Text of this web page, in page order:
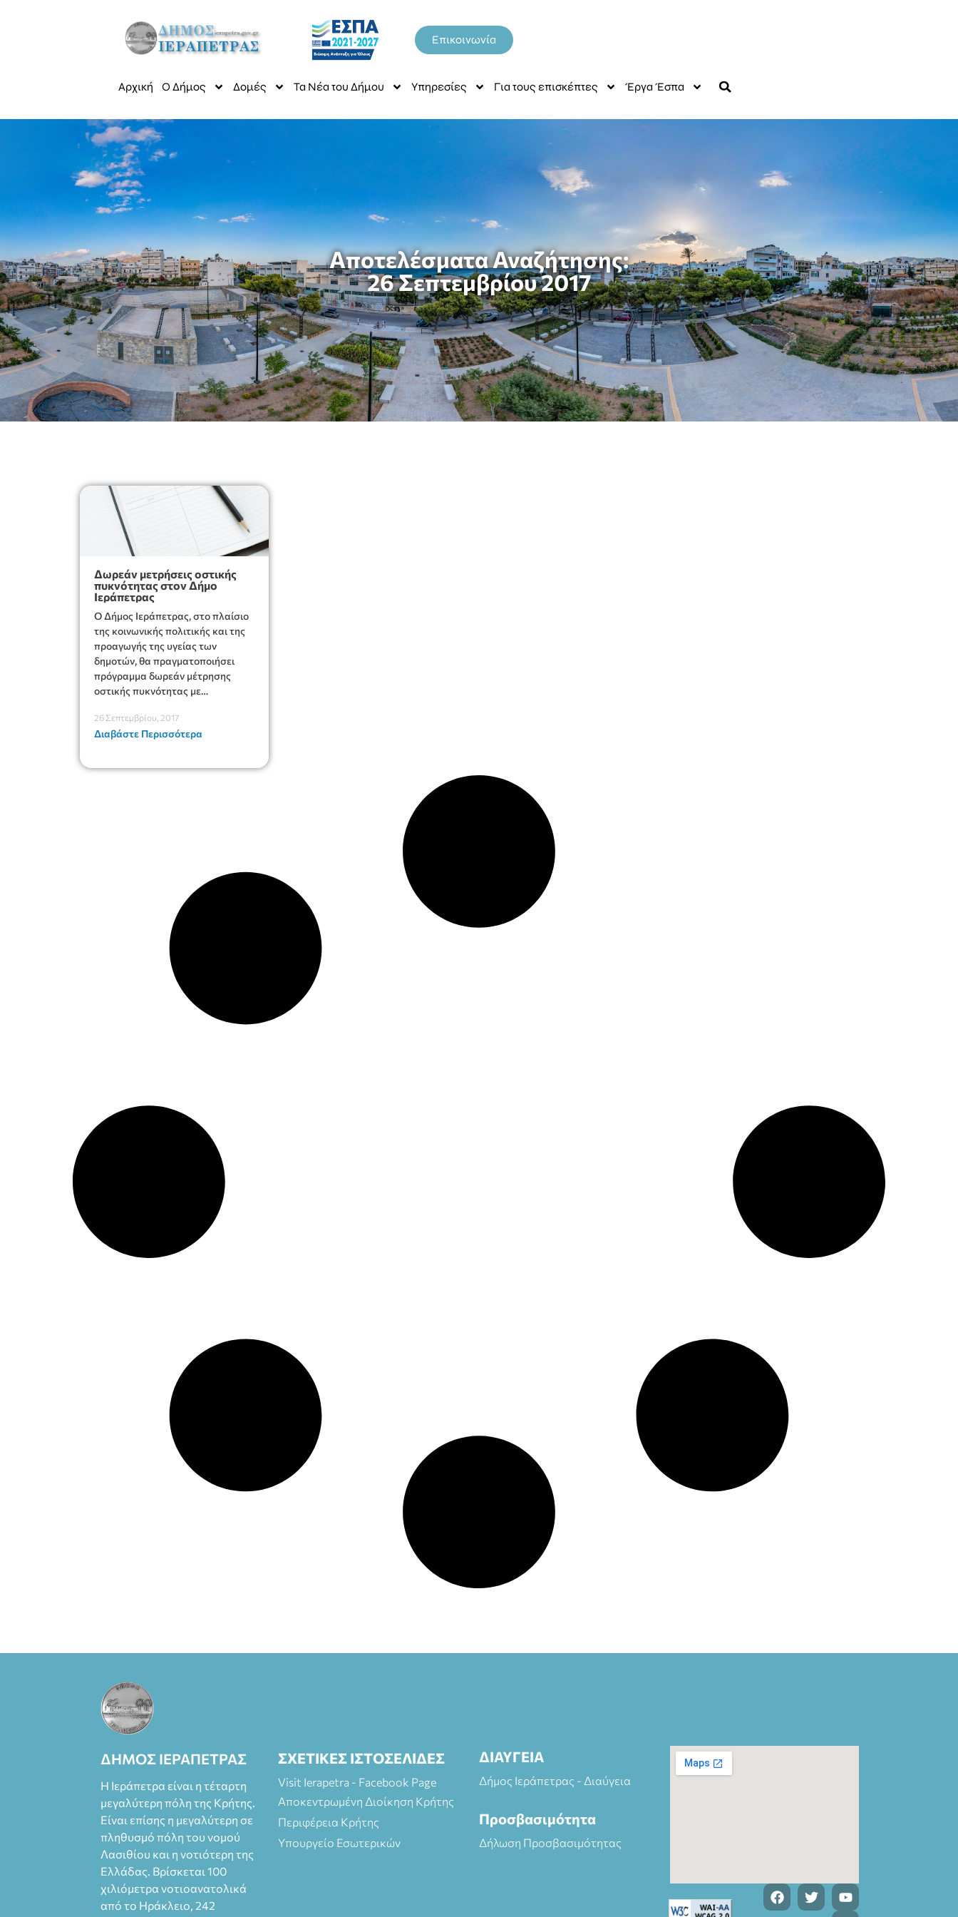
Επικοινωνία
Αρχική Ο Δήμος Δομές Τα Νέα του Δήμου Υπηρεσίες Για τους επισκέπτες Έργα Έσπα
Αποτελέσματα Αναζήτησης:
26 Σεπτεμβρίου 2017
Δωρεάν μετρήσεις οστικής
πυκνότητας στον Δήμο
Ιεράπετρας
Ο Δήμος Ιεράπετρας, στο πλαίσιο
της κοινωνικής πολιτικής και της
προαγωγής της υγείας των
δημοτών, θα πραγματοποιήσει
πρόγραμμα δωρεάν μέτρησης
οστικής πυκνότητας με
26 Σεπτεμβρίου, 2017
Διαβάστε Περισσότερα
ΔΗΜΟΣ ΙΕΡΑΠΕΤΡΑΣ
Η Ιεράπετρα είναι η τέταρτη
μεγαλύτερη πόλη της Κρήτης.
Είναι επίσης η μεγαλύτερη σε
πληθυσμό πόλη του νομού
Λασιθίου και η νοτιότερη της
Ελλάδας. Βρίσκεται 100
χιλιόμετρα νοτιοανατολικά
από το Ηράκλειο, 242
ΣΧΕΤΙΚΕΣ ΙΣΤΟΣΕΛΙΔΕΣ
Visit Ierapetra - Facebook Page
Αποκεντρωμένη Διοίκηση Κρήτης
Περιφέρεια Κρήτης
Υπουργείο Εσωτερικών
ΔΙΑΥΓΕΙΑ
Δήμος Ιεράπετρας - Διαύγεια
Προσβασιμότητα
Δήλωση Προσβασιμότητας